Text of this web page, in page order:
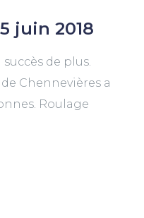
juin 2018
de plus.
Chennevières a
Roulage